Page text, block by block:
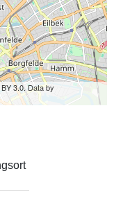
3.0. Data by